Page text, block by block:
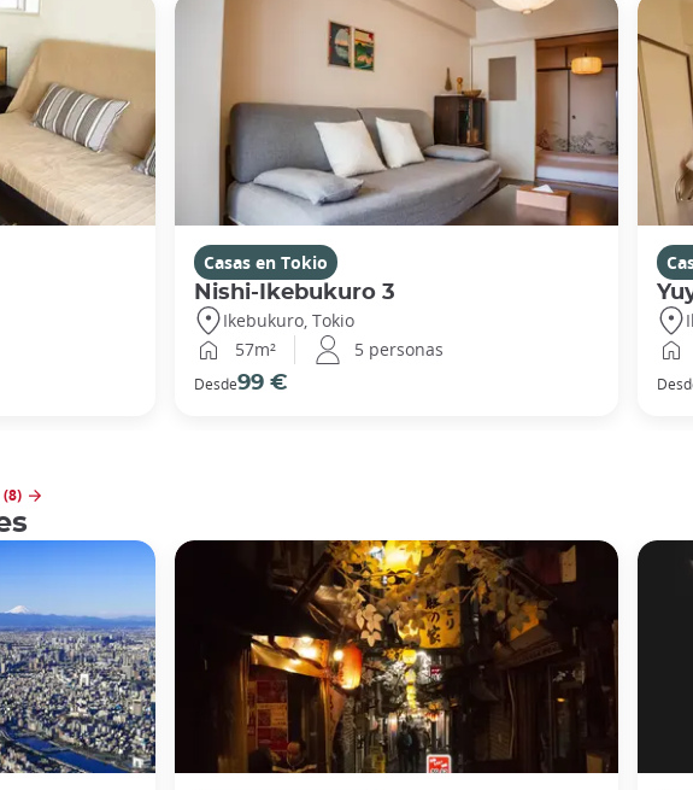
Casas en Tokio
Nishi-Ikebukuro 3
Ikebukuro, Tokio
57m²
5 personas
Desde99 €
(8)